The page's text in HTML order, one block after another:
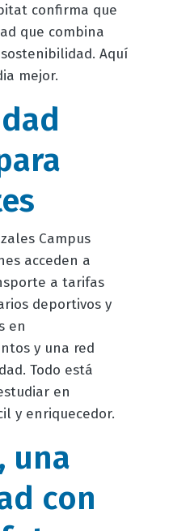
confirma que
que combina
Aquí
mejor.
Campus
acceden a
a tarifas
deportivos y
en
y una red
Todo está
en
y enriquecedor.
una
con